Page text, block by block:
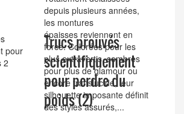
depuis plusieurs années,
les montures
épaisses reviennent en
force. Colorées pour les
plus extravertis, sombres
pour plus de glamour ou
encore translucide, leur
silhouette imposante définit
des styles assurés,...
Trucs prouvés
scientifiquement
pour perdre du
poids (2)